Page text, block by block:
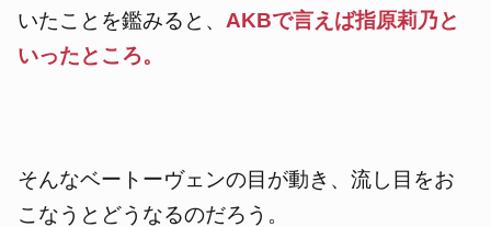
いたことを鑑みると、 AKBで言えば指原莉乃と
いったところ。
そんなベートーヴェンの目が動き、流し目をお
こなうとどうなるのだろう。